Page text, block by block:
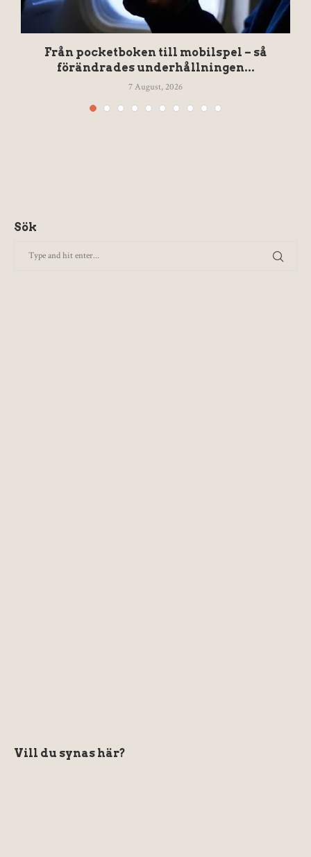
Från pocketboken till mobilspel – så
förändrades underhållningen...
7 August, 2026
Sök
Vill du synas här?